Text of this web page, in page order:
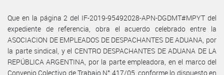
Que en la página 2 del IF-2019-95492028-APN-DGDMT#MPYT del
expediente de referencia, obra el acuerdo celebrado entre la
ASOCIACION DE EMPLEADOS DE DESPACHANTES DE ADUANA, por
la parte sindical, y el CENTRO DESPACHANTES DE ADUANA DE LA
REPÚBLICA ARGENTINA, por la parte empleadora, en el marco del
Convenio Colectivo de Trabajo N° 417/05, conforme lo dispuesto en